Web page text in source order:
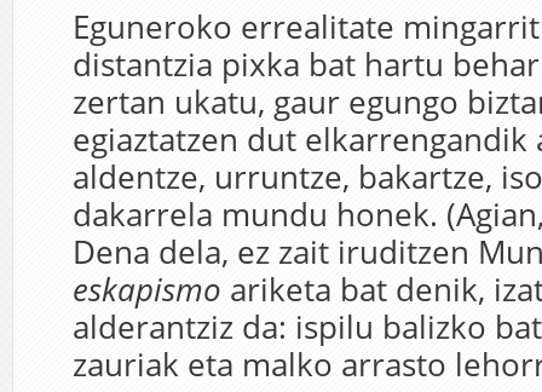
Eguneroko errealitate
distantzia pixka bat hartu
zertan ukatu, gaur egungo
egiaztatzen dut elkarrengandik
aldentze, urruntze, bakartze,
dakarrela mundu honek.
Dena dela, ez zait iruditzen
eskapismo ariketa bat denik,
alderantziz da: ispilu balizko
zauriak eta malko arrasto